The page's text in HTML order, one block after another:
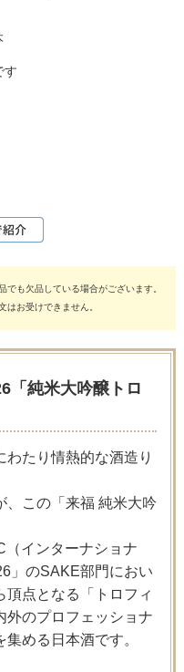
す
も欠品している場合がございます。
お受けできません。
「純米大吟醸トロ
たり情熱的な酒造り
、この「来福 純米大吟
（インターナショナ
」のSAKE部門におい
頂点となる「トロフィ
外のプロフェッショナ
める日本酒です。